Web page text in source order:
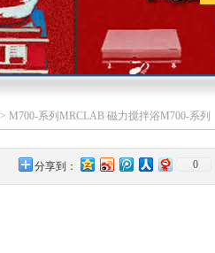
> M700-系列MRCLAB 磁力搅拌浴M700-系列
分享到： 0